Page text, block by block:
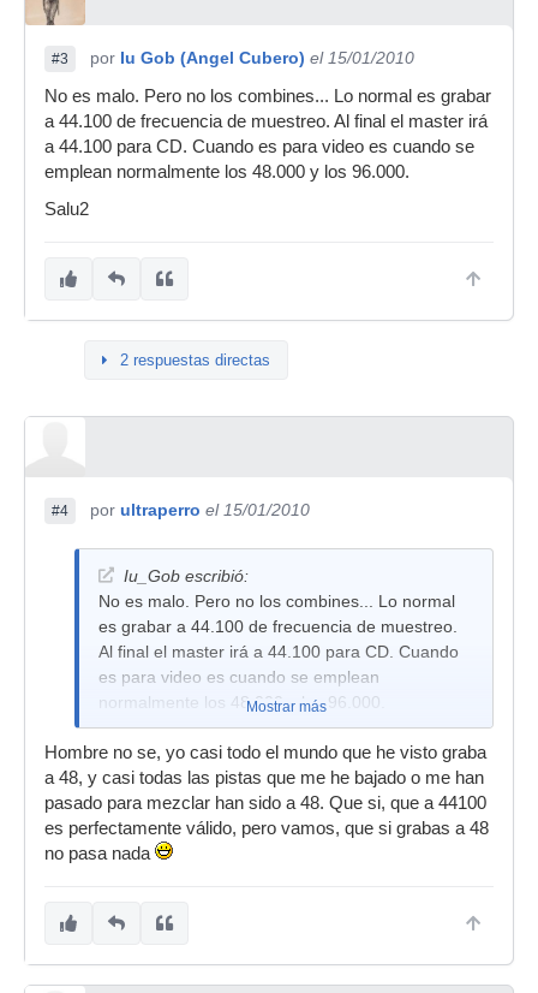
#3 por Iu Gob (Angel Cubero) el 15/01/2010
No es malo. Pero no los combines... Lo normal es grabar
a 44.100 de frecuencia de muestreo. Al final el master irá
a 44.100 para CD. Cuando es para video es cuando se
emplean normalmente los 48.000 y los 96.000.
Salu2
2 respuestas directas
#4 por ultraperro el 15/01/2010
Iu_Gob escribió:
No es malo. Pero no los combines... Lo normal
es grabar a 44.100 de frecuencia de muestreo.
Al final el master irá a 44.100 para CD. Cuando
es para video es cuando se emplean
normalmente los 48.000 y los 96.000.
Mostrar más
Hombre no se, yo casi todo el mundo que he visto graba
a 48, y casi todas las pistas que me he bajado o me han
pasado para mezclar han sido a 48. Que si, que a 44100
es perfectamente válido, pero vamos, que si grabas a 48
no pasa nada